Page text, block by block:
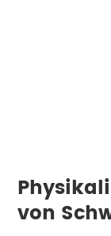
von